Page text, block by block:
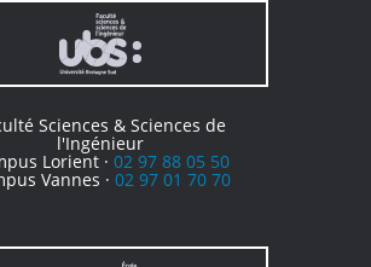
Sciences & Sciences de
l'Ingénieur
Lorient · 02 97 88 05 50
Vannes · 02 97 01 70 70